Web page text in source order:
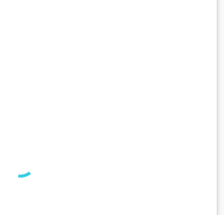
sur la Statue de la Liberté, est